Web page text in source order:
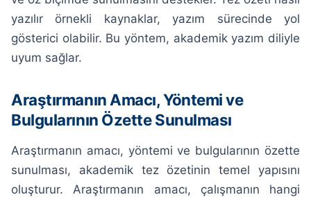
yazılır örnekli kaynaklar, yazım sürecinde yol
gösterici olabilir. Bu yöntem, akademik yazım diliyle
uyum sağlar.
Araştırmanın Amacı, Yöntemi ve
Bulgularının Özette Sunulması
Araştırmanın amacı, yöntemi ve bulgularının özette
sunulması, akademik tez özetinin temel yapısını
oluşturur. Araştırmanın amacı, çalışmanın hangi